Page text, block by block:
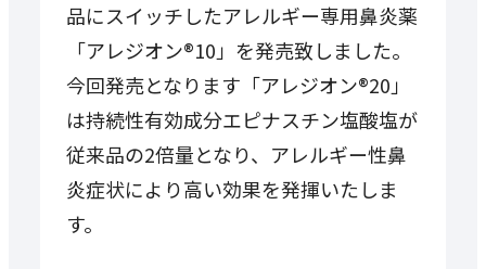
品にスイッチしたアレルギー専用鼻炎薬
「アレジオン®10」を発売致しました。
今回発売となります「アレジオン®20」
は持続性有効成分エピナスチン塩酸塩が
従来品の2倍量となり、アレルギー性鼻
炎症状により高い効果を発揮いたしま
す。